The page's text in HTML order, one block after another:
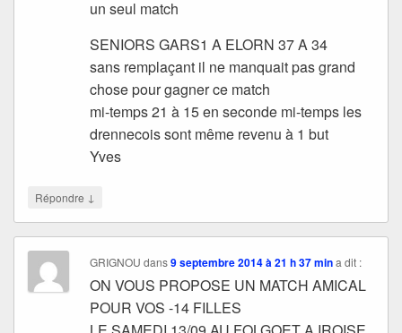
un seul match
SENIORS GARS1 A ELORN 37 A 34
sans remplaçant il ne manquait pas grand
chose pour gagner ce match
mi-temps 21 à 15 en seconde mi-temps les
drennecois sont même revenu à 1 but
Yves
Répondre ↓
GRIGNOU dans9 septembre 2014 à 21 h 37 min a dit :
ON VOUS PROPOSE UN MATCH AMICAL
POUR VOS -14 FILLES